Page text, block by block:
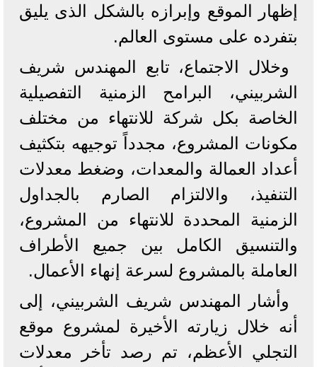
إظهار الموقع وإبرازه بالشكل الذى يليق
بتفرده على مستوى العالم.
وخلال الاجتماع، تابع المهندس شريف
الشربيني، البرامح الزمنية التفصيلية
الخاصة بكل شركة للانتهاء من مختلف
مكونات المشروع، مجدداً توجيهه بتكثيف
أعداد العمالة والمعدات، وضغط معدلات
التنفيذ، والالتزام الصارم بالجداول
الزمنية المحددة للانتهاء من المشروع،
والتنسيق الكامل بين جميع الأطراف
العاملة بالمشروع لسرعة إنهاء الأعمال.
وأشار المهندس شريف الشربيني، إلى
أنه خلال زيارته الأخيرة لمشروع موقع
التجلي الأعظم، تم رصد تأخر معدلات